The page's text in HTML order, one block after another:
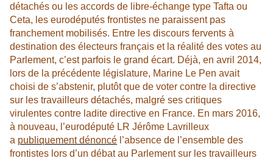
détachés ou les accords de libre-échange type Tafta ou
Ceta, les eurodéputés frontistes ne paraissent pas
franchement mobilisés. Entre les discours fervents à
destination des électeurs français et la réalité des votes au
Parlement, c’est parfois le grand écart. Déjà, en avril 2014,
lors de la précédente législature, Marine Le Pen avait
choisi de s’abstenir, plutôt que de voter contre la directive
sur les travailleurs détachés, malgré ses critiques
virulentes contre ladite directive en France. En mars 2016,
à nouveau, l’eurodéputé LR Jérôme Lavrilleux
a publiquement dénoncé l’absence de l’ensemble des
frontistes lors d’un débat au Parlement sur les travailleurs